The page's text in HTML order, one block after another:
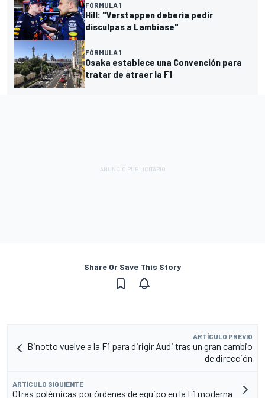
FÓRMULA 1
Hill: "Verstappen debería pedir
disculpas a Lambiase"
FÓRMULA 1
Osaka establece una Convención para
tratar de atraer la F1
Share Or Save This Story
ARTÍCULO PREVIO
Binotto vuelve a la F1 para dirigir Audi tras un gran cambio
de dirección
ARTÍCULO SIGUIENTE
Otras polémicas por órdenes de equipo en la F1 moderna